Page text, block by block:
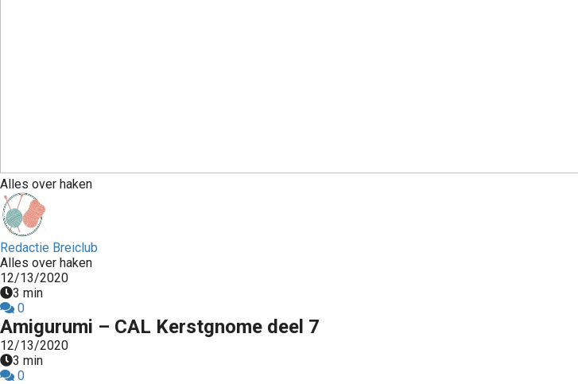
Alles over haken
Redactie Breiclub
Alles over haken
12/13/2020
3 min
0
Amigurumi – CAL Kerstgnome deel 7
12/13/2020
3 min
0